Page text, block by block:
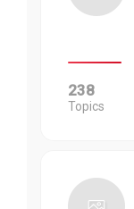
238
Topics